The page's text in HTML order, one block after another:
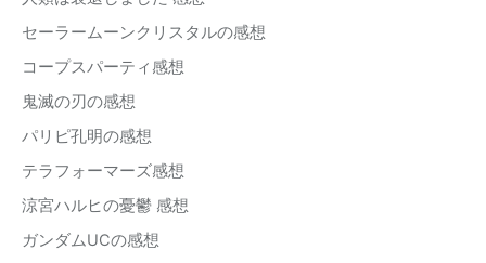
セーラームーンクリスタルの感想
コープスパーティ感想
鬼滅の刃の感想
パリピ孔明の感想
テラフォーマーズ感想
涼宮ハルヒの憂鬱 感想
ガンダムUCの感想